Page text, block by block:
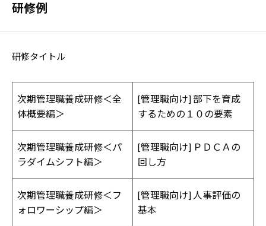
研修例
研修タイトル
次期管理職養成研修＜全
体概要編＞
[管理職向け] 部下を育成
するための１０の要素
次期管理職養成研修＜パ
ラダイムシフト編＞
[管理職向け] ＰＤＣＡの
回し方
次期管理職養成研修＜フ
ォロワーシップ編＞
[管理職向け] 人事評価の
基本